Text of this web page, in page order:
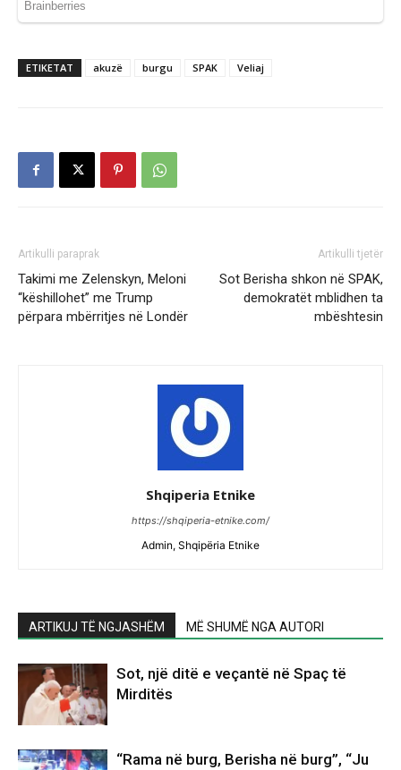
ETIKETAT akuzë burgu SPAK Veliaj
Artikulli paraprak
Takimi me Zelenskyn, Meloni
“këshillohet” me Trump
përpara mbërritjes në Londër
Artikulli tjetër
Sot Berisha shkon në SPAK,
demokratët mblidhen ta
mbështesin
Shqiperia Etnike
https://shqiperia-etnike.com/
Admin, Shqipëria Etnike
ARTIKUJ TË NGJASHËM MË SHUMË NGA AUTORI
Sot, një ditë e veçantë në Spaç të
Mirditës
“Rama në burg, Berisha në burg”, “Ju